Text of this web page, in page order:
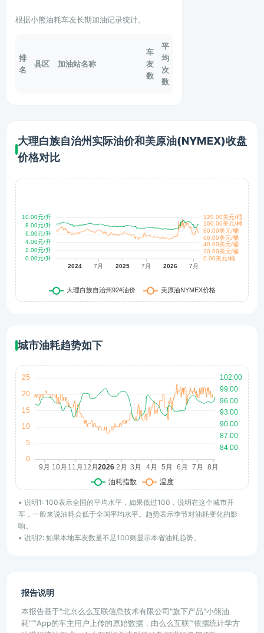
根据小熊油耗车友长期加油记录统计。
排
名
县区 加油站名称
车
友
数
平
均
次
数
大理白族自治州实际油价和美原油(NYMEX)收盘
价格对比
城市油耗趋势如下
• 说明1: 100表示全国的平均水平，如果低过100，说明在这个城市开
车，一般来说油耗会低于全国平均水平。趋势表示季节对油耗变化的影
响。
• 说明2: 如果本地车友数量不足100则显示本省油耗趋势。
报告说明
本报告基于"北京么么互联信息技术有限公司"旗下产品"小熊油
耗"™App的车主用户上传的原始数据，由么么互联™依据统计学方